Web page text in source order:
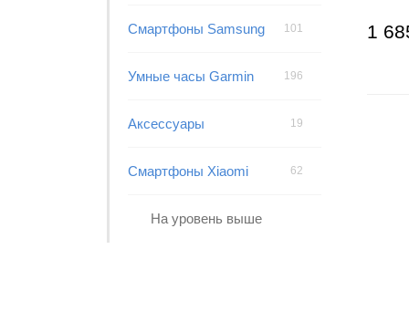
Смартфоны Samsung 101
Умные часы Garmin 196
Аксессуары 19
Смартфоны Xiaomi 62
На уровень выше
1